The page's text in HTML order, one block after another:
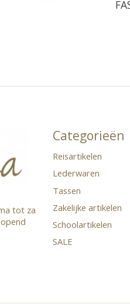
tot za
Categorieën
Reisartikelen
Lederwaren
Tassen
Zakelijke artikelen
Schoolartikelen
SALE